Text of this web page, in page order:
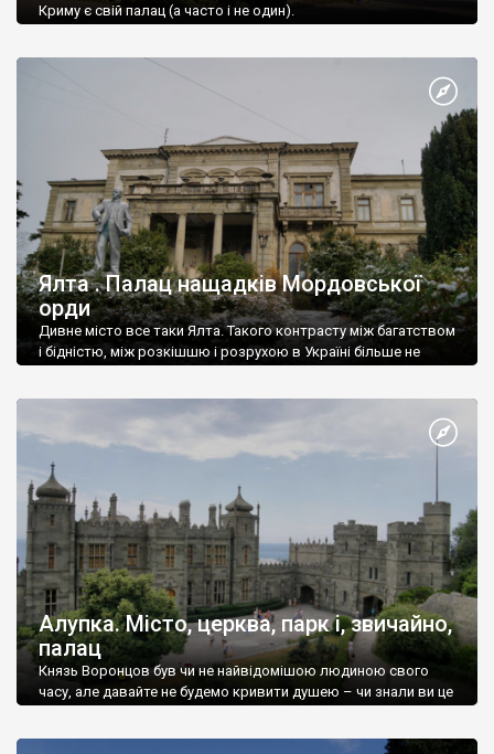
Криму є свій палац (а часто і не один).
Ялта . Палац нащадків Мордовської
орди
Дивне місто все таки Ялта. Такого контрасту між багатством
і бідністю, між розкішшю і розрухою в Україні більше не
Алупка. Місто, церква, парк і, звичайно,
палац
Князь Воронцов був чи не найвідомішою людиною свого
часу, але давайте не будемо кривити душею – чи знали ви це